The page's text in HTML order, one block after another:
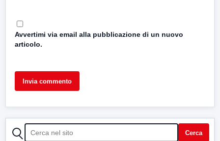
Avvertimi via email alla pubblicazione di un nuovo
articolo.
CERCA Cerca